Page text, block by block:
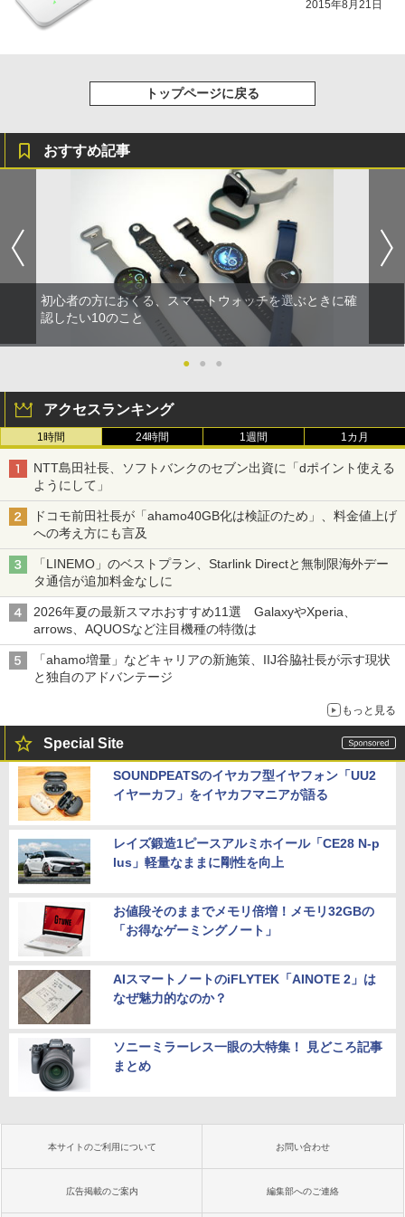
2015年8月21日
トップページに戻る
おすすめ記事
初心者の方におくる、スマートウォッチを選ぶときに確
認したい10のこと
● ● ●
アクセスランキング
1時間 24時間 1週間 1カ月
NTT島田社長、ソフトバンクのセブン出資に「dポイント使える
ようにして」
ドコモ前田社長が「ahamo40GB化は検証のため」、料金値上げ
への考え方にも言及
「LINEMO」のベストプラン、Starlink Directと無制限海外デー
タ通信が追加料金なしに
2026年夏の最新スマホおすすめ11選 GalaxyやXperia、
arrows、AQUOSなど注目機種の特徴は
「ahamo増量」などキャリアの新施策、IIJ谷脇社長が示す現状
と独自のアドバンテージ
もっと見る
Special Site
SOUNDPEATSのイヤカフ型イヤフォン「UU2
イヤーカフ」をイヤカフマニアが語る
レイズ鍛造1ピースアルミホイール「CE28 N-p
lus」軽量なままに剛性を向上
お値段そのままでメモリ倍増！メモリ32GBの
「お得なゲーミングノート」
AIスマートノートのiFLYTEK「AINOTE 2」は
なぜ魅力的なのか？
ソニーミラーレス一眼の大特集！ 見どころ記事
まとめ
本サイトのご利用について お問い合わせ
広告掲載のご案内 編集部へのご連絡